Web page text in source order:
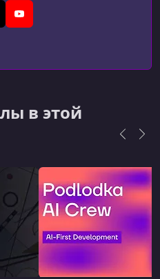
областей.Мы
и спорим
горячие темы.
YouTube
в этой